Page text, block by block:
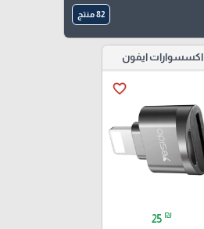
82 منتج
اكسسوارات ايفون
favorite_border
25 ₪